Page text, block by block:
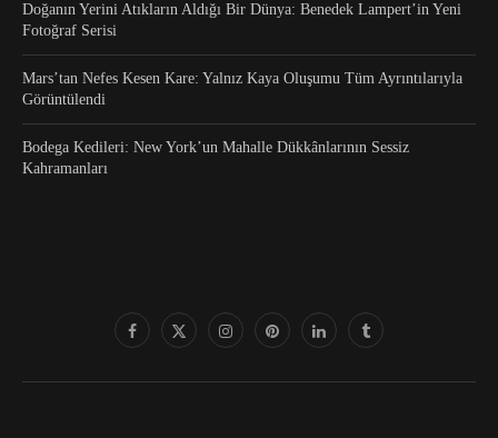
Doğanın Yerini Atıkların Aldığı Bir Dünya: Benedek Lampert’in Yeni
Fotoğraf Serisi
Mars’tan Nefes Kesen Kare: Yalnız Kaya Oluşumu Tüm Ayrıntılarıyla
Görüntülendi
Bodega Kedileri: New York’un Mahalle Dükkânlarının Sessiz
Kahramanları